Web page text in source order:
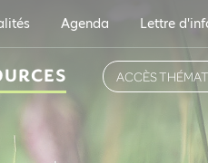
Agenda Lettre
ACCÈS